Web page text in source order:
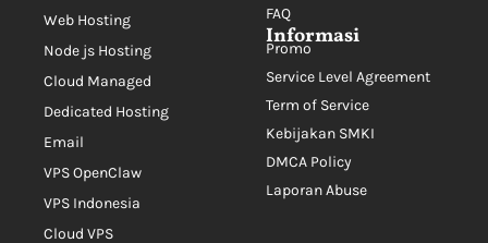
Web Hosting
Node js Hosting
Cloud Managed
Dedicated Hosting
Email
VPS OpenClaw
VPS Indonesia
Cloud VPS
FAQ
Informasi
Promo
Service Level Agreement
Term of Service
Kebijakan SMKI
DMCA Policy
Laporan Abuse